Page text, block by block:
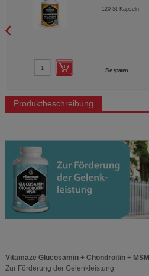
120St Kapseln
Sie sparen
Produktbeschreibung
Vitamaze Glucosamin + Chondroitin + MSM
Zur Förderung der Gelenkleistung